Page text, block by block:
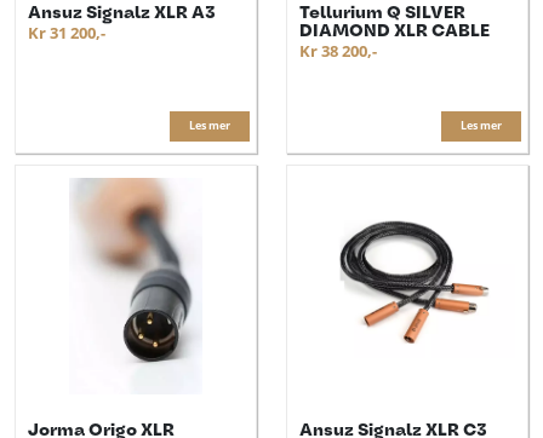
Ansuz Signalz XLR A3
Kr 31 200,-
Les mer
Tellurium Q SILVER
DIAMOND XLR CABLE
Kr 38 200,-
Les mer
Jorma Origo XLR Ansuz Signalz XLR C3